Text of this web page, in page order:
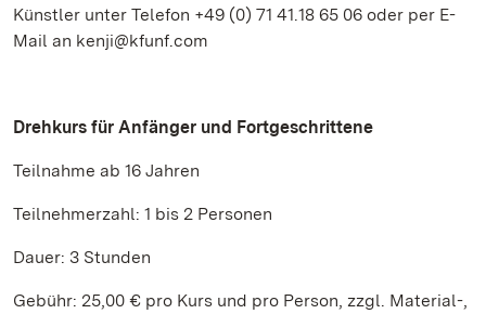
Künstler unter Telefon +49 (0) 71 41.18 65 06 oder per E-
Mail an kenji@kfunf.com
Drehkurs für Anfänger und Fortgeschrittene
Teilnahme ab 16 Jahren
Teilnehmerzahl: 1 bis 2 Personen
Dauer: 3 Stunden
Gebühr: 25,00 € pro Kurs und pro Person, zzgl. Material-,